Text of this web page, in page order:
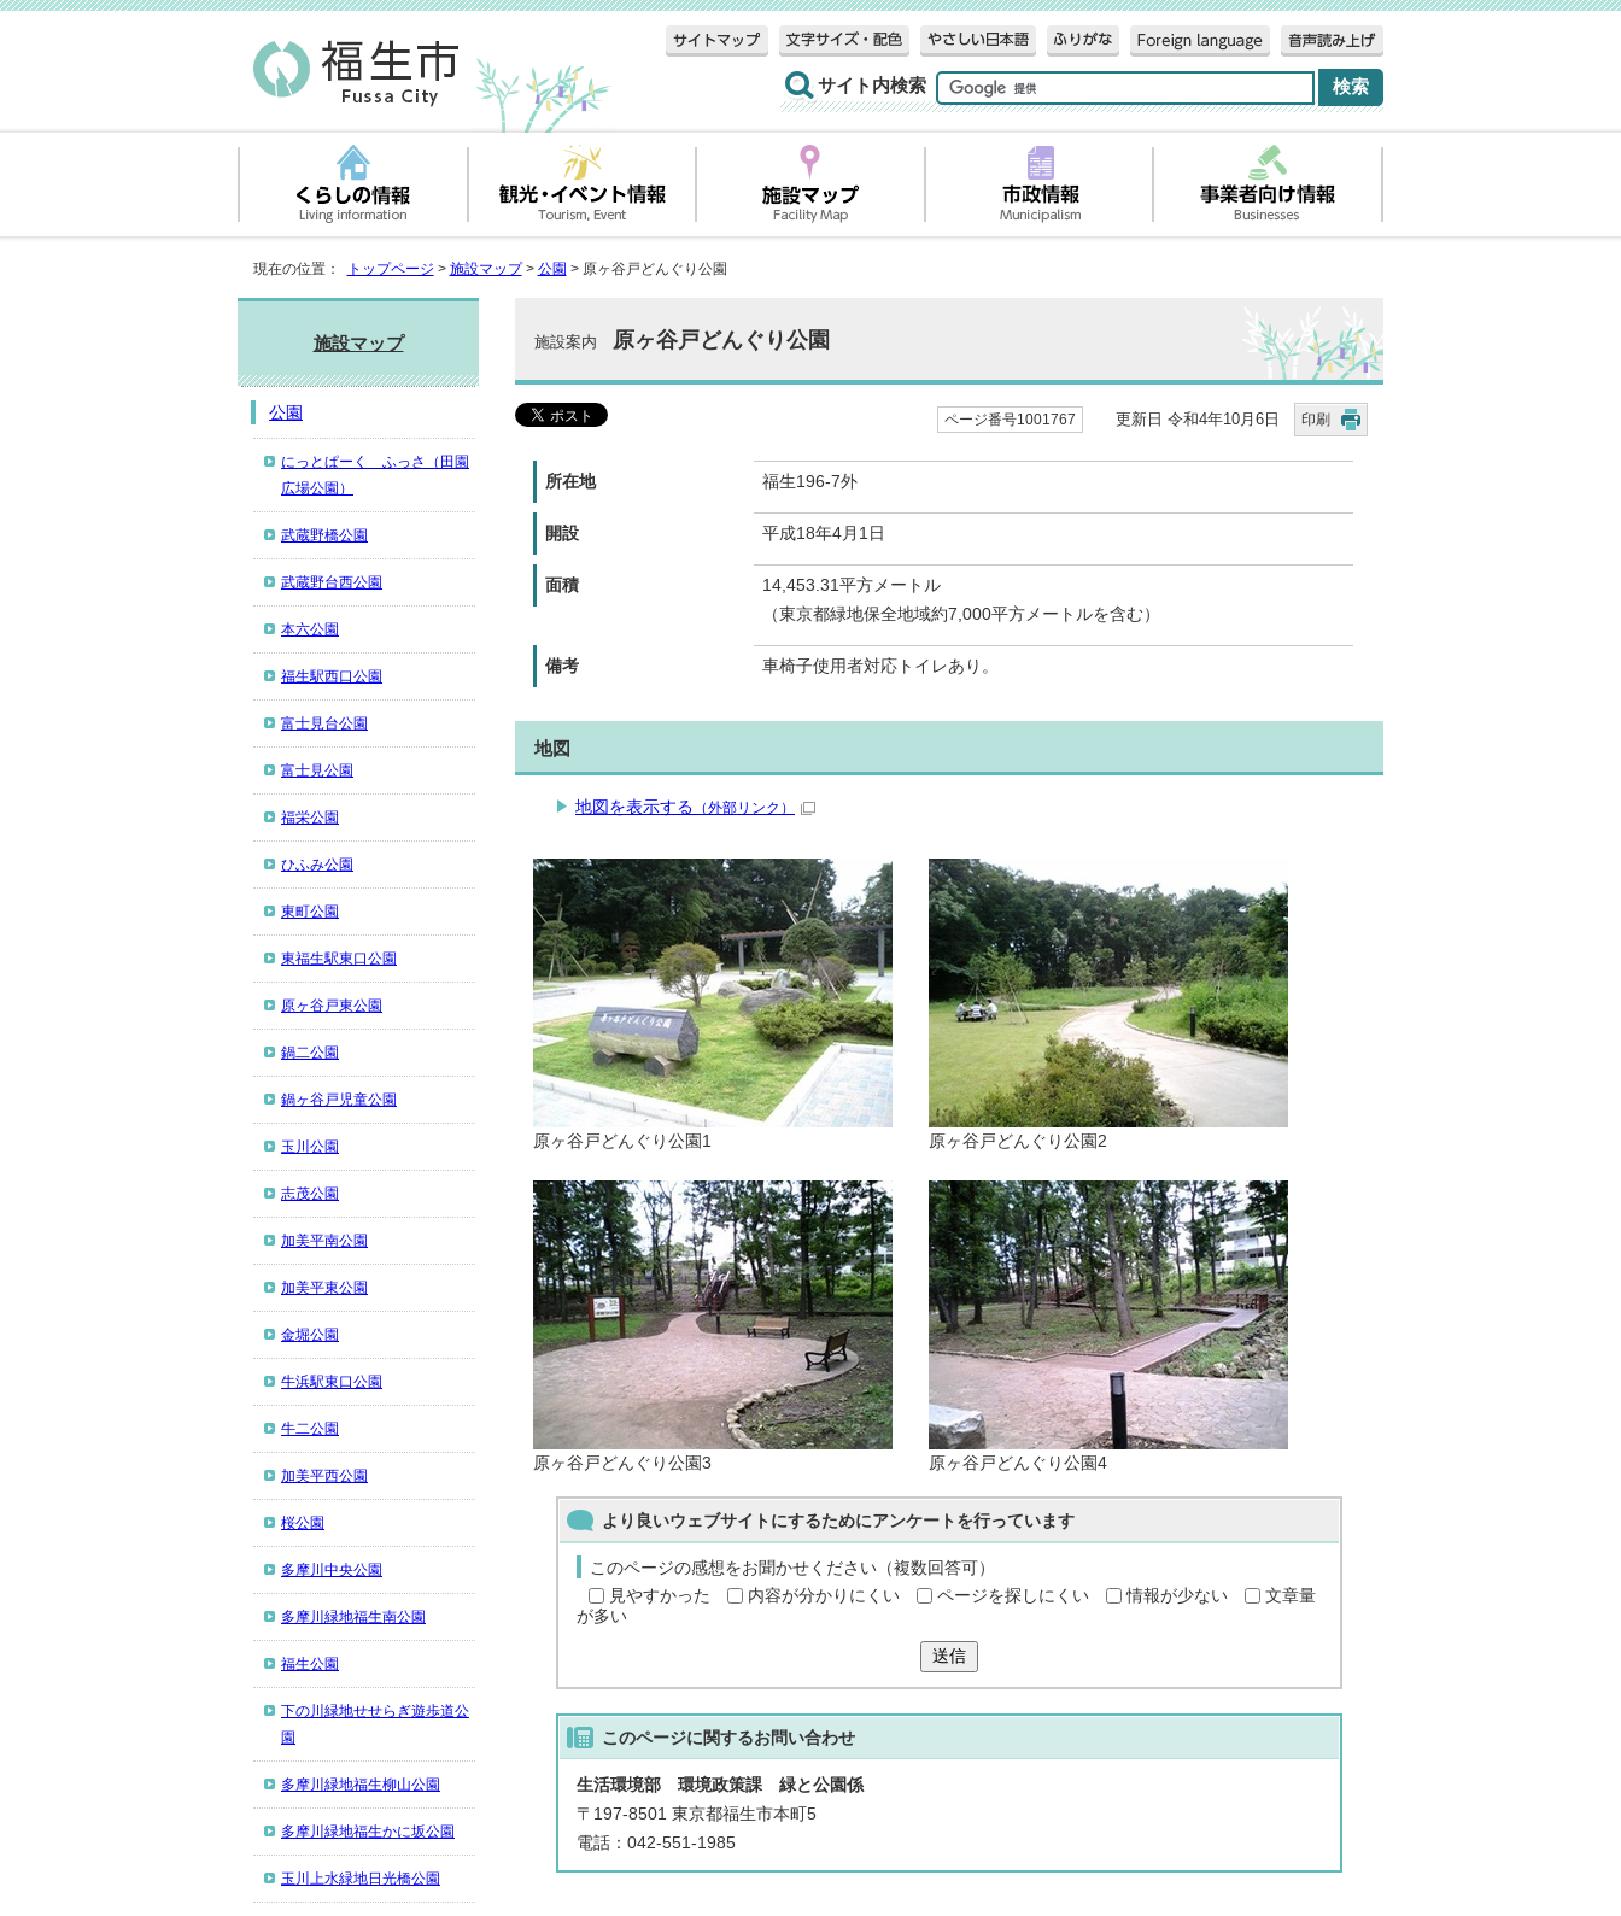
サイト内検索
現在の位置： トップページ > 施設マップ> 公園 > 原ヶ谷戸どんぐり公園
施設案内 原ヶ谷戸どんぐり公園
ページ番号1001767 更新日 令和4年10月6日 印刷
所在地 福生196-7外
開設 平成18年4月1日
面積
14,453.31平方メートル
（東京都緑地保全地域約7,000平方メートルを含む）
備考 車椅子使用者対応トイレあり。
地図
地図を表示する （外部リンク）
原ヶ谷戸どんぐり公園1 原ヶ谷戸どんぐり公園2
原ヶ谷戸どんぐり公園3 原ヶ谷戸どんぐり公園4
より良いウェブサイトにするためにアンケートを行っています
このページの感想をお聞かせください（複数回答可）
見やすかった
内容が分かりにくい ページを探しにくい 情報が少ない
文章量
が多い
送信
このページに関するお問い合わせ
生活環境部 環境政策課 緑と公園係
〒197-8501 東京都福生市本町5
電話：042-551-1985
施設マップ
公園
にっとぱーく ふっさ（田園
広場公園）
武蔵野橋公園
武蔵野台西公園
本六公園
福生駅西口公園
富士見台公園
富士見公園
福栄公園
ひふみ公園
東町公園
東福生駅東口公園
原ヶ谷戸東公園
鍋二公園
鍋ヶ谷戸児童公園
玉川公園
志茂公園
加美平南公園
加美平東公園
金堀公園
牛浜駅東口公園
牛二公園
加美平西公園
桜公園
多摩川中央公園
多摩川緑地福生南公園
福生公園
下の川緑地せせらぎ遊歩道公
園
多摩川緑地福生柳山公園
多摩川緑地福生かに坂公園
玉川上水緑地日光橋公園